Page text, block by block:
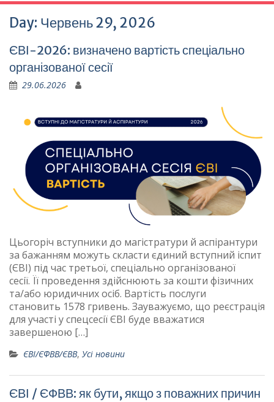
Day: Червень 29, 2026
ЄВІ-2026: визначено вартість спеціально
організованої сесії
29.06.2026
Цьогоріч вступники до магістратури й аспірантури
за бажанням можуть скласти єдиний вступний іспит
(ЄВІ) під час третьої, спеціально організованої
сесії. Її проведення здійснюють за кошти фізичних
та/або юридичних осіб. Вартість послуги
становить 1578 гривень. Зауважуємо, що реєстрація
для участі у спецсесії ЄВІ буде вважатися
завершеною […]
ЄВІ/ЄФВВ/ЄВВ, Усі новини
ЄВІ / ЄФВВ: як бути, якщо з поважних причин